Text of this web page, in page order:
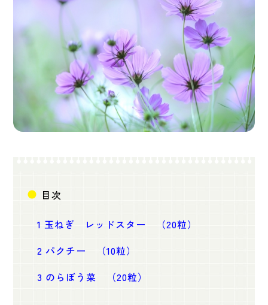
目次
1 玉ねぎ レッドスター （20粒）
2 パクチー （10粒）
3 のらぼう菜 （20粒）